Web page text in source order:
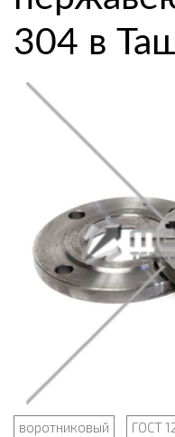
304 в
воротниковый ГОСТ